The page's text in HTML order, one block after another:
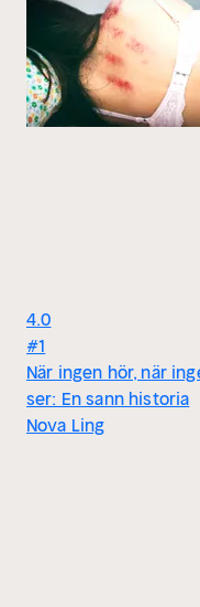
4.0
#1
När ingen hör, när
ser: En sann historia
Nova Ling